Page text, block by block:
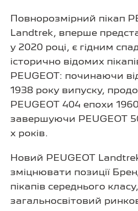
Повнорозмірний пікап
Landtrek, вперше
у 2020 році, є гідним
історично відомих
PEUGEOT: починаючи
1938 року випуску,
PEUGEOT 404 епохи
завершуючи PEUGEOT
х років.
Новий PEUGEOT
зміцнювати позиції
пікапів середнього
загальносвітовий